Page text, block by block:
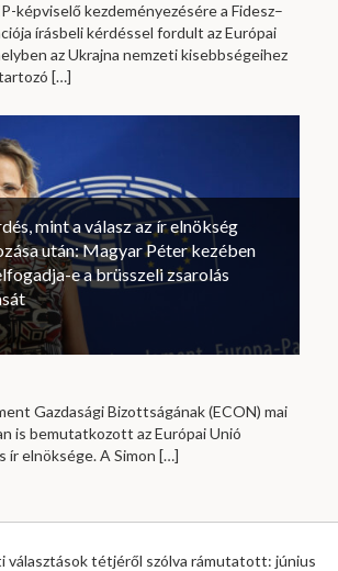
képviselő kezdeményezésére a Fidesz–
írásbeli kérdéssel fordult az Európai
az Ukrajna nemzeti kisebbségeihez
[…]
mint a válasz az ír elnökség
után: Magyar Péter kezében
e a brüsszeli zsarolás
Gazdasági Bizottságának (ECON) mai
is bemutatkozott az Európai Unió
ír elnöksége. A Simon […]
választások tétjéről szólva rámutatott: június